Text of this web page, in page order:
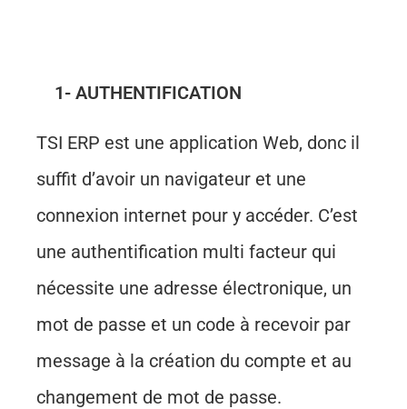
1- AUTHENTIFICATION
TSI ERP est une application Web, donc il
suffit d’avoir un navigateur et une
connexion internet pour y accéder. C’est
une authentification multi facteur qui
nécessite une adresse électronique, un
mot de passe et un code à recevoir par
message à la création du compte et au
changement de mot de passe.